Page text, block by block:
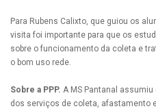
Para Rubens Calixto, que guiou os
visita foi importante para que os
sobre o funcionamento da coleta e
o bom uso rede.
Sobre a PPP. A MS Pantanal
dos serviços de coleta, afastamento